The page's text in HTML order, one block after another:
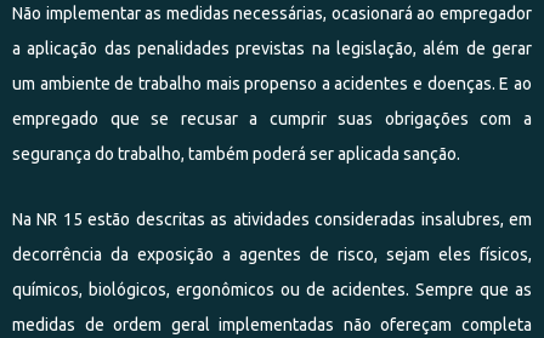
Não implementar as medidas necessárias, ocasionará ao empregador
a aplicação das penalidades previstas na legislação, além de gerar
um ambiente de trabalho mais propenso a acidentes e doenças. E ao
empregado que se recusar a cumprir suas obrigações com a
segurança do trabalho, também poderá ser aplicada sanção.
Na NR 15 estão descritas as atividades consideradas insalubres, em
decorrência da exposição a agentes de risco, sejam eles físicos,
químicos, biológicos, ergonômicos ou de acidentes. Sempre que as
medidas de ordem geral implementadas não ofereçam completa